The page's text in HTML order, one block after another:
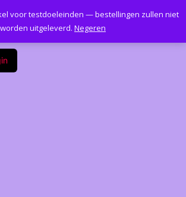
voor testdoeleinden — bestellingen zullen niet
worden uitgeleverd. Negeren